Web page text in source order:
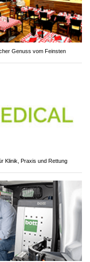
Genuss vom Feinsten
Klinik, Praxis und Rettung